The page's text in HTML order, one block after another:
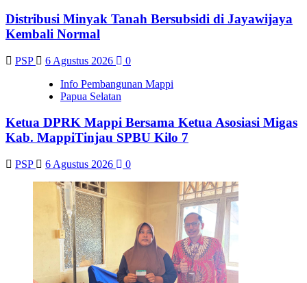
Distribusi Minyak Tanah Bersubsidi di Jayawijaya
Kembali Normal
PSP 6 Agustus 2026
0
Info Pembangunan Mappi
Papua Selatan
Ketua DPRK Mappi Bersama Ketua Asosiasi Migas
Kab. MappiTinjau SPBU Kilo 7
PSP 6 Agustus 2026 0